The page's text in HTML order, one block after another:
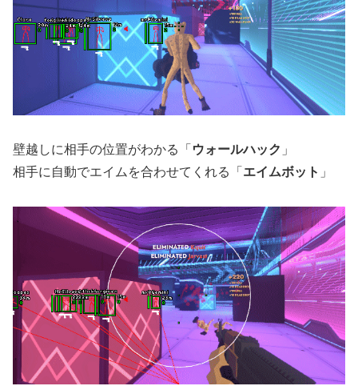
壁越しに相手の位置がわかる「 ウォールハック 」
相手に自動でエイムを合わせてくれる「 エイムボット 」